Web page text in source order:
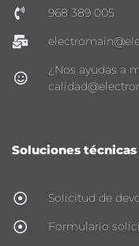
968 389 005
¿Nos ayudas a
Soluciones técnicas
Solicitud de
Formulario